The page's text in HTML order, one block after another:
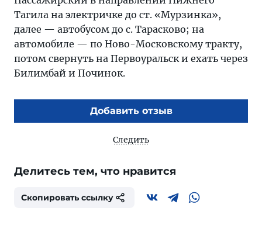
Тагила на электричке до ст. «Мурзинка»,
далее — автобусом до с. Тарасково; на
автомобиле — по Ново-Московскому тракту,
потом свернуть на Первоуральск и ехать через
Билимбай и Починок.
Добавить отзыв
Следить
Делитесь тем, что нравится
Скопировать ссылку